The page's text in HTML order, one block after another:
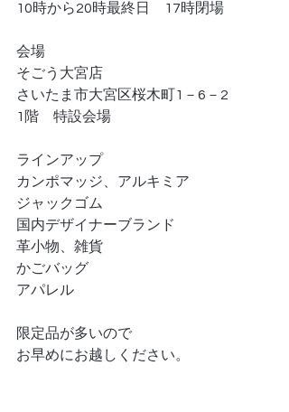
10時から20時最終日　17時閉場
会場
そごう大宮店
さいたま市大宮区桜木町1－6－2
1階　特設会場
ラインアップ
カンポマッジ、アルキミア
ジャックゴム
国内デザイナーブランド
革小物、雑貨
かごバッグ
アパレル
限定品が多いので
お早めにお越しください。